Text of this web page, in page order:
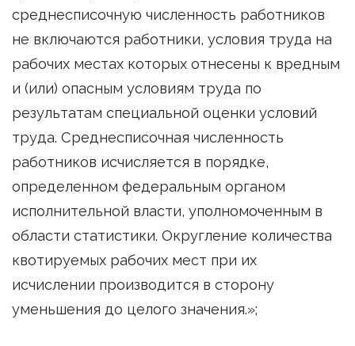
среднесписочную численность работников
не включаются работники, условия труда на
рабочих местах которых отнесены к вредным
и (или) опасным условиям труда по
результатам специальной оценки условий
труда. Среднесписочная численность
работников исчисляется в порядке,
определенном федеральным органом
исполнительной власти, уполномоченным в
области статистики. Округление количества
квотируемых рабочих мест при их
исчислении производится в сторону
уменьшения до целого значения.»;